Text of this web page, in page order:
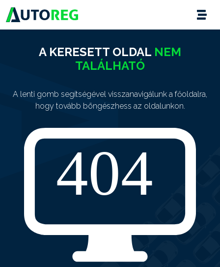
A KERESETT OLDAL NEM
TALÁLHATÓ
A lenti gomb segítségével visszanavigálunk a főoldalra,
hogy tovább böngészhess az oldalunkon.